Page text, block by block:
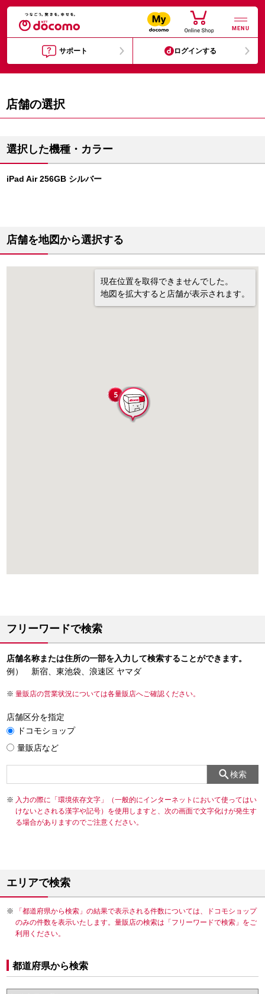
MENU
サポート ログインする
店舗の選択
選択した機種・カラー
iPad Air 256GB シルバー
店舗を地図から選択する
現在位置を取得できませんでした。
地図を拡大すると店舗が表示されます。
フリーワードで検索
店舗名称または住所の一部を入力して検索することができます。
例） 新宿、東池袋、浪速区 ヤマダ
量販店の営業状況については各量販店へご確認ください。
店舗区分を指定
ドコモショップ
量販店など
検索
入力の際に「環境依存文字」（一般的にインターネットにおいて使ってはい
けないとされる漢字や記号）を使用しますと、次の画面で文字化けが発生す
る場合がありますのでご注意ください。
エリアで検索
「都道府県から検索」の結果で表示される件数については、ドコモショップ
のみの件数を表示いたします。量販店の検索は「フリーワードで検索」をご
利用ください。
都道府県から検索